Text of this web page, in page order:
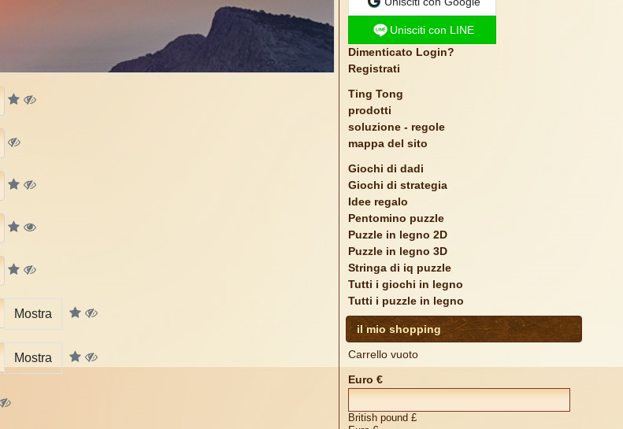
Mostra
Mostra
Unisciti con LINE
Dimenticato Login?
Registrati
Ting Tong
prodotti
soluzione - regole
mappa del sito
Giochi di dadi
Giochi di strategia
Idee regalo
Pentomino puzzle
Puzzle in legno 2D
Puzzle in legno 3D
Stringa di iq puzzle
Tutti i giochi in legno
Tutti i puzzle in legno
il mio shopping
Carrello vuoto
Euro €
British pound £